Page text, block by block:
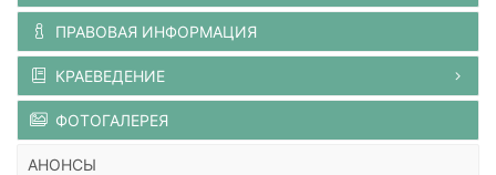
ПРАВОВАЯ ИНФОРМАЦИЯ
КРАЕВЕДЕНИЕ
ФОТОГАЛЕРЕЯ
АНОНСЫ